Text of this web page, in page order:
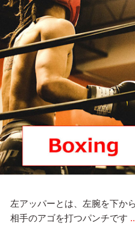
左アッパーとは、左腕を下か
相手のアゴを打つパンチです